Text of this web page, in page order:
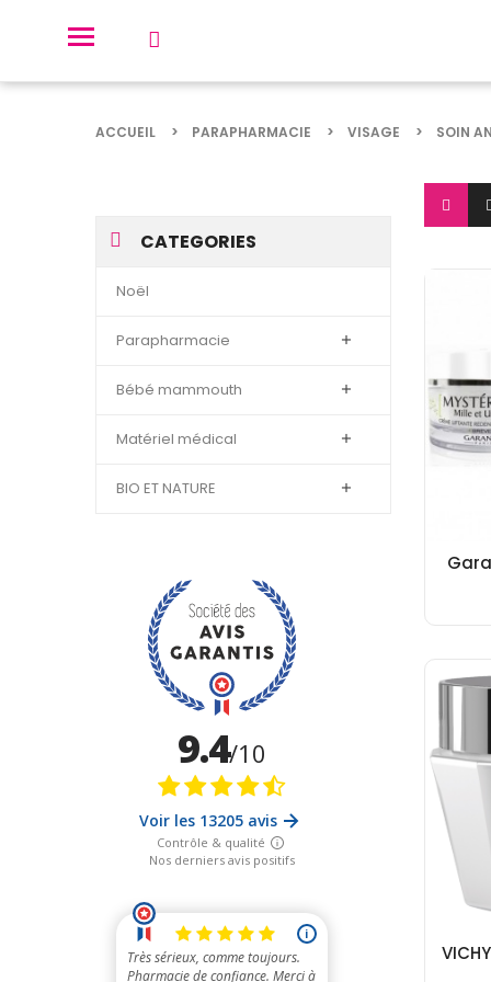
ACCUEIL PARAPHARMACIE VISAGE SOIN
CATEGORIES
Noël
Parapharmacie 
Bébé mammouth 
Matériel médical 
BIO ET NATURE 